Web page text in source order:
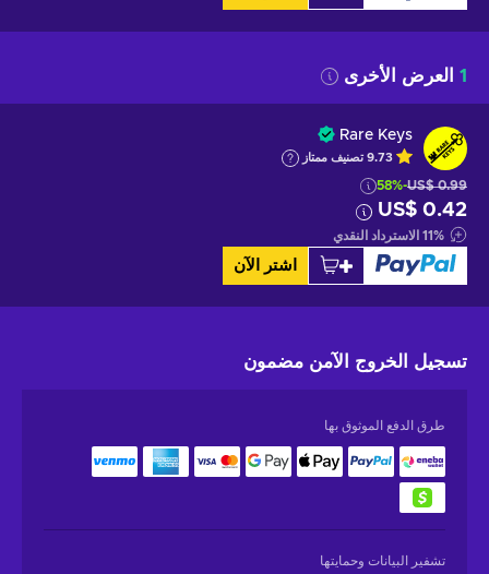
1 العرض الأخرى
Rare Keys
9.73 تصنيف ممتاز
US$ 0.99
-58%
US$ 0.42
11% الاسترداد النقدي
اشتر الآن
تسجيل الخروج الآمن مضمون
طرق الدفع الموثوق بها
تشفير البيانات وحمايتها